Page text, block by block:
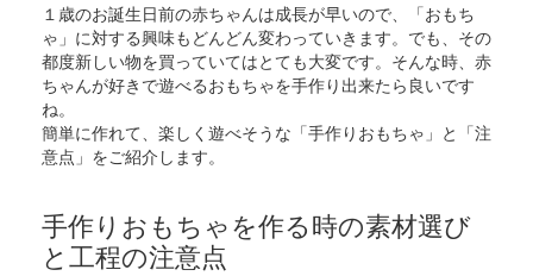
１歳のお誕生日前の赤ちゃんは成長が早いので、「おもち
ゃ」に対する興味もどんどん変わっていきます。でも、その
都度新しい物を買っていてはとても大変です。そんな時、赤
ちゃんが好きで遊べるおもちゃを手作り出来たら良いです
ね。
簡単に作れて、楽しく遊べそうな「手作りおもちゃ」と「注
意点」をご紹介します。
手作りおもちゃを作る時の素材選び
と工程の注意点